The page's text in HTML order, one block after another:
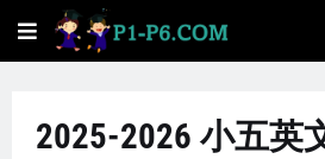
2025-2026 小五英